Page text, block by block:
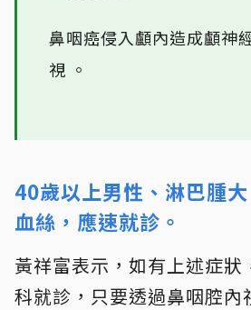
鼻咽癌侵入顱內造成顱神
視 。
40歲以上男性、淋巴腫
血絲，應速就診。
黃祥富表示，如有上述症狀
科就診，只要透過鼻咽腔內